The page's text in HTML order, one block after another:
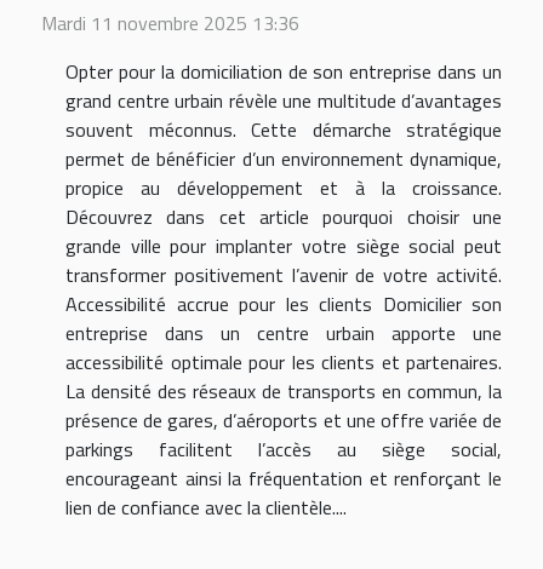
Mardi 11 novembre 2025 13:36
Opter pour la domiciliation de son entreprise dans un
grand centre urbain révèle une multitude d’avantages
souvent méconnus. Cette démarche stratégique
permet de bénéficier d’un environnement dynamique,
propice au développement et à la croissance.
Découvrez dans cet article pourquoi choisir une
grande ville pour implanter votre siège social peut
transformer positivement l’avenir de votre activité.
Accessibilité accrue pour les clients Domicilier son
entreprise dans un centre urbain apporte une
accessibilité optimale pour les clients et partenaires.
La densité des réseaux de transports en commun, la
présence de gares, d’aéroports et une offre variée de
parkings facilitent l’accès au siège social,
encourageant ainsi la fréquentation et renforçant le
lien de confiance avec la clientèle....